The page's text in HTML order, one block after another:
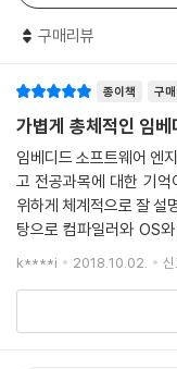
로직 셀
SPLD와 CPLD
4.4 HDL
HDL에 대한 기초 지식
모듈
핀 설정 및 데이터 타입
회로의 동작 조건과 연결
테스트벤치 작성
4.5 HDL을 이용한 IC 설
블록도 설계
웨어는 어떻게 구성되는
_저자 서문 중에서
편집자 코멘트
개인적으로 IT 편집자로
나.” 하는 부분들이 많아
로그램의 아랫단에서 비
동작하는지에 관한 통찰
구매리뷰
종이책 구매
가볍게 총체적인 임
임베디드 소프트웨어 엔
고 전공과목에 대한 기
위하게 체계적으로 잘 설
탕으로 컴파일러와 OS
어 있다. 응용 프로그램
k****i 2018.10.02. 신